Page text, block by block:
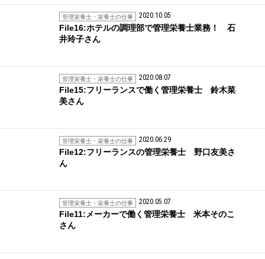
管理栄養士・栄養士の仕事 2020.10.05
File16:ホテルの調理部で管理栄養士業務！ 石
井玲子さん
管理栄養士・栄養士の仕事 2020.08.07
File15:フリーランスで働く管理栄養士 鈴木菜
美さん
管理栄養士・栄養士の仕事 2020.06.29
File12:フリーランスの管理栄養士 野口友美さ
ん
管理栄養士・栄養士の仕事 2020.05.07
File11:メーカーで働く管理栄養士 米本そのこ
さん